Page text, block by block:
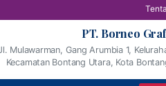
PT. Borneo
Mulawarman, Gang Arumbia 1,
Kecamatan Bontang Utara, Kota